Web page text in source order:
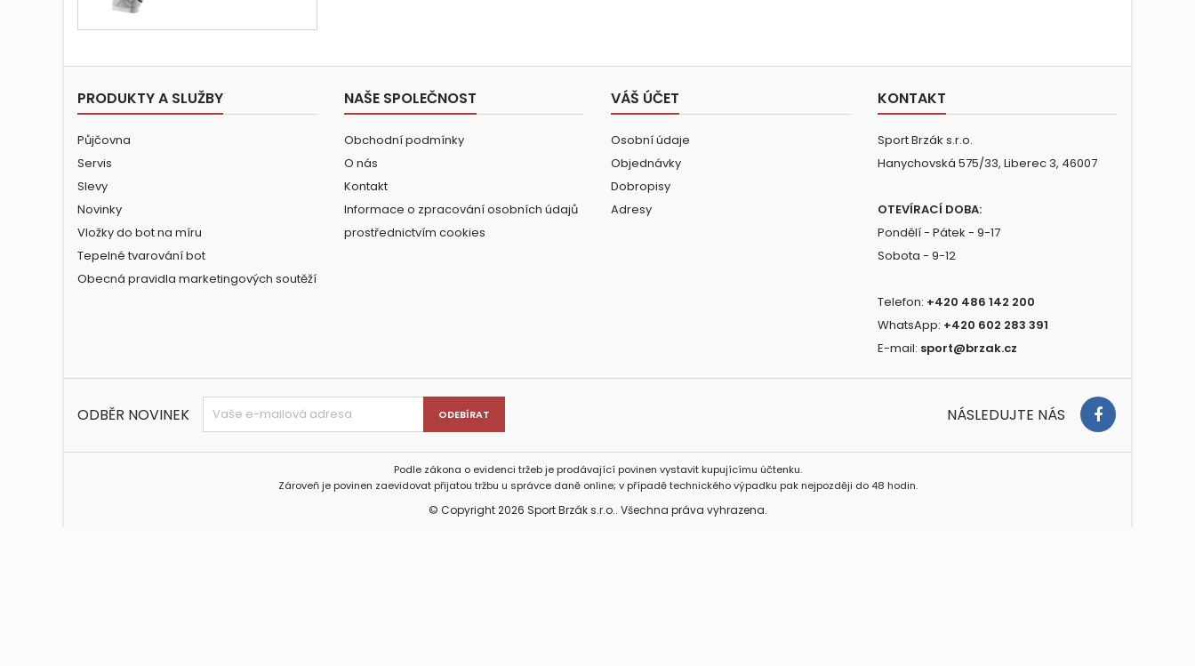
PRODUKTY A SLUŽBY
Půjčovna
Servis
Slevy
Novinky
Vložky do bot na míru
Tepelné tvarování bot
Obecná pravidla marketingových soutěží
NAŠE SPOLEČNOST
Obchodní podmínky
O nás
Kontakt
Informace o zpracování osobních údajů
prostřednictvím cookies
VÁŠ ÚČET
Osobní údaje
Objednávky
Dobropisy
Adresy
KONTAKT
Sport Brzák s.r.o.
Hanychovská 575/33, Liberec 3, 46007
OTEVÍRACÍ DOBA:
Pondělí - Pátek - 9-17
Sobota - 9-12
Telefon: +420 486 142 200
WhatsApp: +420 602 283 391
E-mail: sport@brzak.cz
ODBĚR NOVINEK NÁSLEDUJTE NÁS
Podle zákona o evidenci tržeb je prodávající povinen vystavit kupujícímu účtenku.
Zároveň je povinen zaevidovat přijatou tržbu u správce daně online; v případě technického výpadku pak nejpozději do 48 hodin.
© Copyright 2026 Sport Brzák s.r.o.. Všechna práva vyhrazena.